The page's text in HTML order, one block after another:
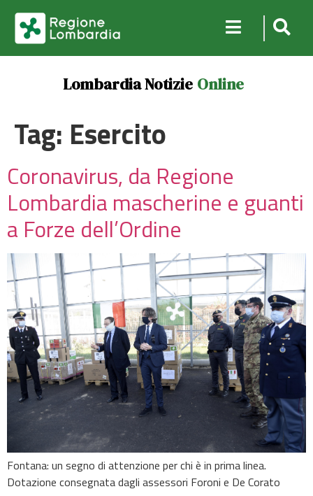
Lombardia Notizie Online
Tag: Esercito
Coronavirus, da Regione
Lombardia mascherine e guanti
a Forze dell’Ordine
Fontana: un segno di attenzione per chi è in prima linea.
Dotazione consegnata dagli assessori Foroni e De Corato